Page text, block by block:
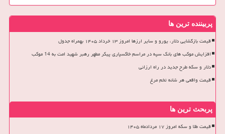
پربیننده ترین ها
قیمت بازگشایی دلار، یورو و سایر ارزها امروز ۱۳ خرداد ۱۴۰۵ بهمراه جدول
افزایش موکب های بانک سپه در مراسم خاکسپاری پیکر مطهر رهبر شهید امت به 14 موکب
دلار و سکه طرح جدید در راه ارزانی
قیمت واقعی هر شانه تخم مرغ
پربحث ترین ها
قیمت طلا و سکه امروز ۱۷ مردادماه ۱۴۰۵